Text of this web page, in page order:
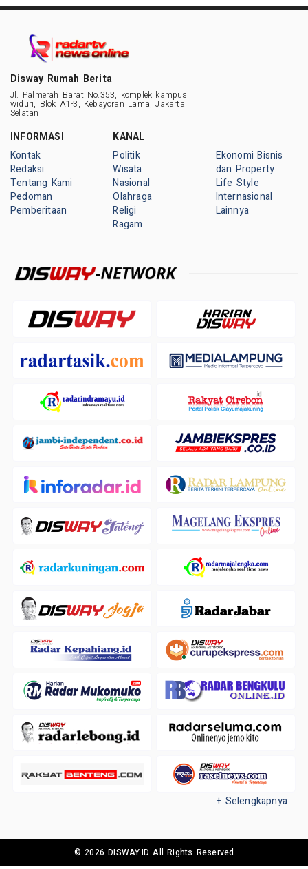
Disway Rumah Berita
Jl. Palmerah Barat No.353, komplek kampus
widuri, Blok A1-3, Kebayoran Lama, Jakarta
Selatan
INFORMASI
Kontak
Redaksi
Tentang Kami
Pedoman
Pemberitaan
KANAL
Politik
Wisata
Nasional
Olahraga
Religi
Ragam
Ekonomi Bisnis
dan Property
Life Style
Internasional
Lainnya
+ Selengkapnya
© 2026 DISWAY.ID All Rights Reserved